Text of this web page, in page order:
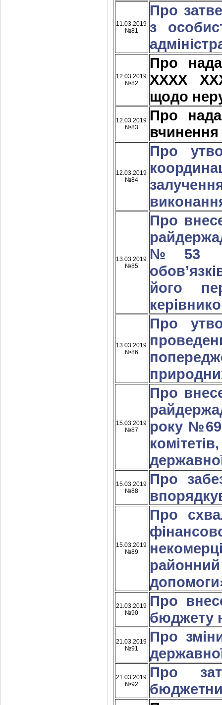
11.03.2019
№81
Про
з
12.03.2019
№82
Про
ХХХХ
щодо
12.03.2019
№83
Про
12.03.2019
№84
Про
13.03.2019
№85
Про
№53
його
13.03.2019
№86
Про
15.03.2019
№87
Про
року
15.03.2019
№88
Про
15.03.2019
№89
Про
21.03.2019
№90
Про
бюджету
21.03.2019
№91
Про
21.03.2019
№92
Про